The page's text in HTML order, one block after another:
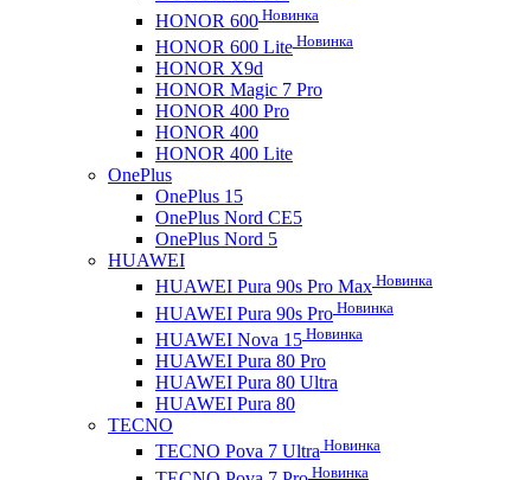
HONOR 600 Новинка
HONOR 600 Lite Новинка
HONOR X9d
HONOR Magic 7 Pro
HONOR 400 Pro
HONOR 400
HONOR 400 Lite
OnePlus
OnePlus 15
OnePlus Nord CE5
OnePlus Nord 5
HUAWEI
HUAWEI Pura 90s Pro Max Новинка
HUAWEI Pura 90s Pro Новинка
HUAWEI Nova 15 Новинка
HUAWEI Pura 80 Pro
HUAWEI Pura 80 Ultra
HUAWEI Pura 80
TECNO
TECNO Pova 7 Ultra Новинка
Новинка